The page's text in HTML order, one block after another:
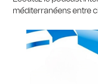
méditerranéens entre